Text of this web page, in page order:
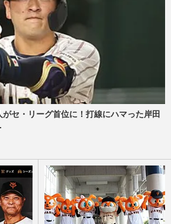
セ・リーグ首位に！打線にハマった岸田